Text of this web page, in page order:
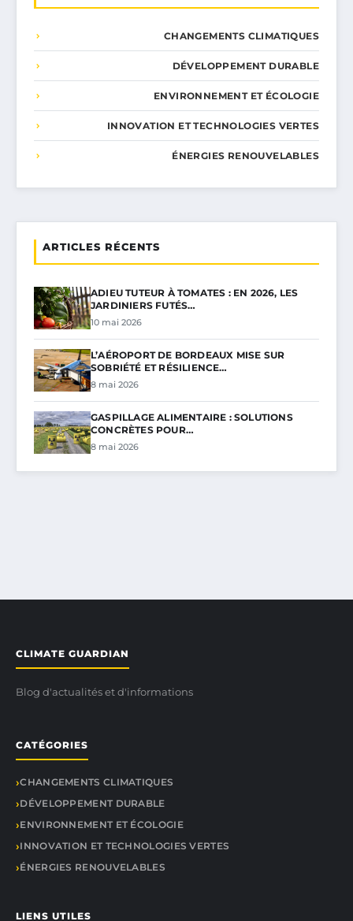
CHANGEMENTS CLIMATIQUES
DÉVELOPPEMENT DURABLE
ENVIRONNEMENT ET ÉCOLOGIE
INNOVATION ET TECHNOLOGIES VERTES
ÉNERGIES RENOUVELABLES
ARTICLES RÉCENTS
ADIEU TUTEUR À TOMATES : EN 2026, LES
JARDINIERS FUTÉS…
10 mai 2026
L’AÉROPORT DE BORDEAUX MISE SUR
SOBRIÉTÉ ET RÉSILIENCE…
8 mai 2026
GASPILLAGE ALIMENTAIRE : SOLUTIONS
CONCRÈTES POUR…
8 mai 2026
CLIMATE GUARDIAN
Blog d'actualités et d'informations
CATÉGORIES
CHANGEMENTS CLIMATIQUES
DÉVELOPPEMENT DURABLE
ENVIRONNEMENT ET ÉCOLOGIE
INNOVATION ET TECHNOLOGIES VERTES
ÉNERGIES RENOUVELABLES
LIENS UTILES